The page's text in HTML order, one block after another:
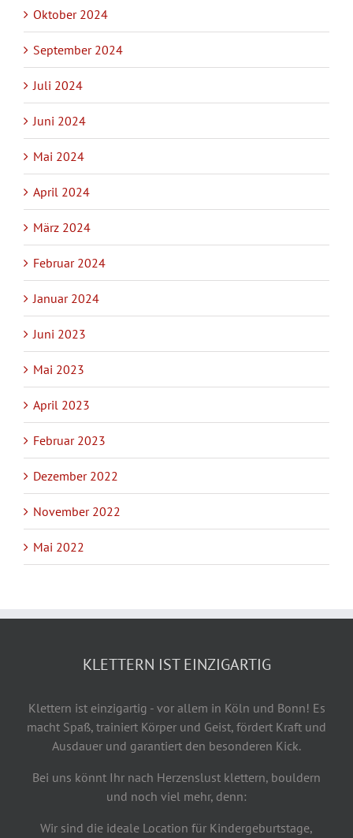
Oktober 2024
September 2024
Juli 2024
Juni 2024
Mai 2024
April 2024
März 2024
Februar 2024
Januar 2024
Juni 2023
Mai 2023
April 2023
Februar 2023
Dezember 2022
November 2022
Mai 2022
KLETTERN IST EINZIGARTIG
Klettern ist einzigartig - vor allem in Köln und Bonn! Es
macht Spaß, trainiert Körper und Geist, fördert Kraft und
Ausdauer und garantiert den besonderen Kick.
Bei uns könnt Ihr nach Herzenslust klettern, bouldern
und noch viel mehr, denn:
Wir sind die ideale Location für Kindergeburtstage,